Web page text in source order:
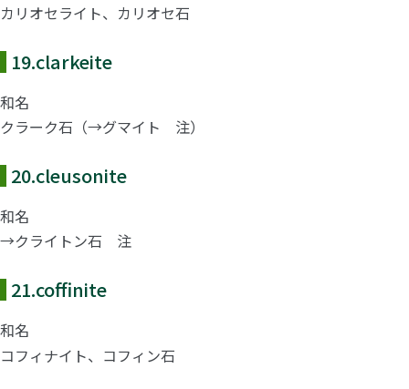
カリオセライト、カリオセ石
19.clarkeite
和名
クラーク石（→グマイト 注）
20.cleusonite
和名
→クライトン石 注
21.coffinite
和名
コフィナイト、コフィン石